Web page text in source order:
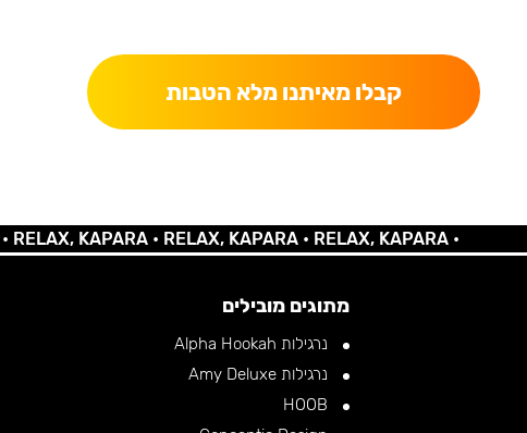
קבלו מאיתנו מלא הטבות
KAPARA •RELAX, KAPARA •RELAX, KAPARA •
מתוגים מובילים
נרגילות Alpha Hookah
נרגילות Amy Deluxe